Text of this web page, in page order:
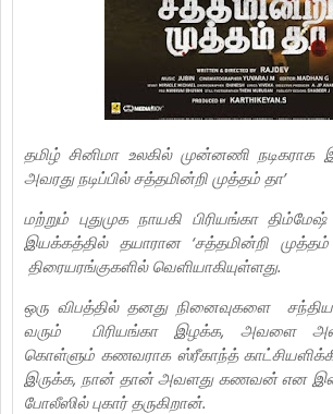
தமிழ் சினிமா உலகில் முன்னணி நடிகராக
அவரது நடிப்பில் சத்தமின்றி முத்தம் தா’
மற்றும் புதுமுக நாயகி பிரியங்கா
இயக்கத்தில் தயாரான ‘சத்தமின்றி
திரையரங்குகளில் வெளியாகியுள்ளது.
ஒரு விபத்தில் தனது நினைவுகளை
வரும் பிரியங்கா இழக்க, அவளை
கொள்ளும் கணவராக ஸ்ரீகாந்த்
இருக்க, நான் தான் அவளது கணவன் என
போலீஸில் புகார் தருகிறான்.